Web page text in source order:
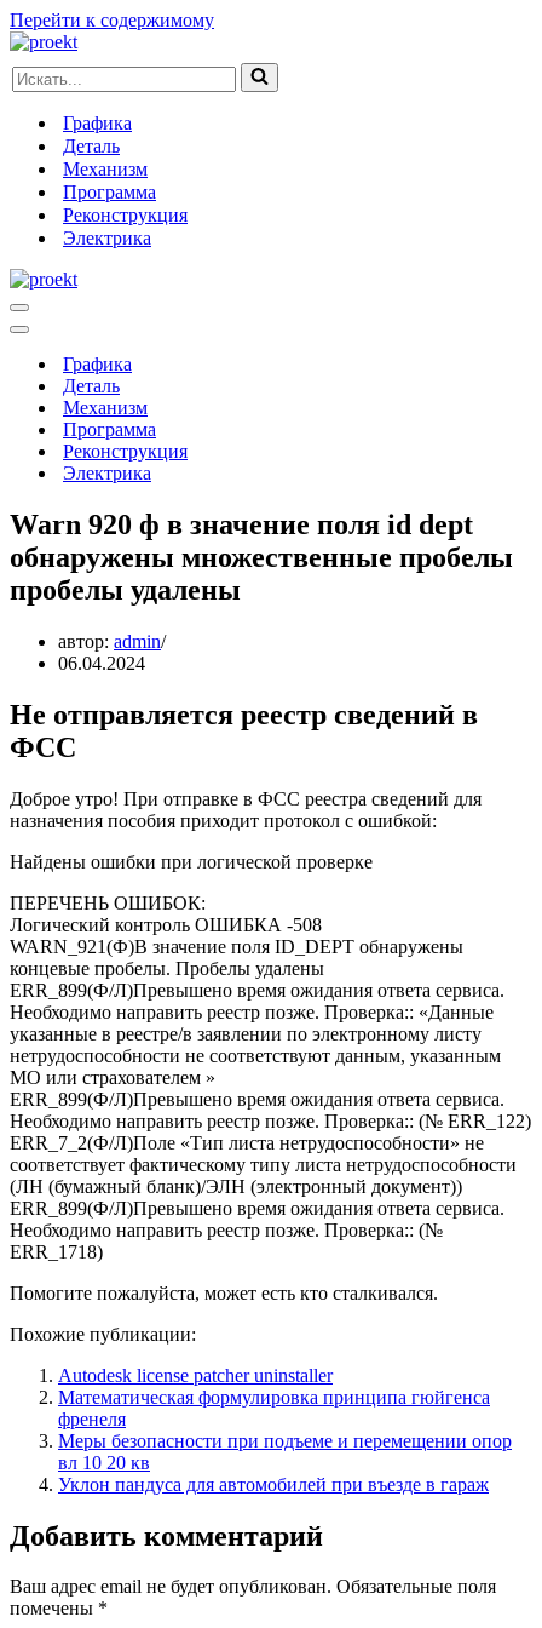
Перейти к содержимому
Искать...
Графика
Деталь
Механизм
Программа
Реконструкция
Электрика
Меню
навигации
Меню
навигацииГрафика
Деталь
Механизм
Программа
Реконструкция
Электрика
Warn 920 ф в значение поля id dept
обнаружены множественные пробелы
пробелы удалены
автор: admin
06.04.2024
Не отправляется реестр сведений в
ФСС
Доброе утро! При отправке в ФСС реестра сведений для
назначения пособия приходит протокол с ошибкой:
Найдены ошибки при логической проверке
ПЕРЕЧЕНЬ ОШИБОК:
Логический контроль ОШИБКА -508
WARN_921(Ф)В значение поля ID_DEPT обнаружены
концевые пробелы. Пробелы удалены
ERR_899(Ф/Л)Превышено время ожидания ответа сервиса.
Необходимо направить реестр позже. Проверка:: «Данные
указанные в реестре/в заявлении по электронному листу
нетрудоспособности не соответствуют данным, указанным
МО или страхователем »
ERR_899(Ф/Л)Превышено время ожидания ответа сервиса.
Необходимо направить реестр позже. Проверка:: (№ ERR_122)
ERR_7_2(Ф/Л)Поле «Тип листа нетрудоспособности» не
соответствует фактическому типу листа нетрудоспособности
(ЛН (бумажный бланк)/ЭЛН (электронный документ))
ERR_899(Ф/Л)Превышено время ожидания ответа сервиса.
Необходимо направить реестр позже. Проверка:: (№
ERR_1718)
Помогите пожалуйста, может есть кто сталкивался.
Похожие публикации:
Autodesk license patcher uninstaller
Математическая формулировка принципа гюйгенса
френеля
Меры безопасности при подъеме и перемещении опор
вл 10 20 кв
Уклон пандуса для автомобилей при въезде в гараж
Добавить комментарий
Ваш адрес email не будет опубликован. Обязательные поля
помечены *